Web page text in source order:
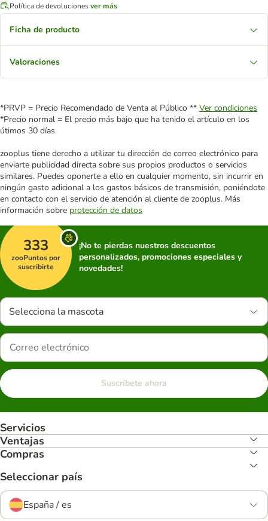
Política de devolucionesver más
Ficha de producto
Valoraciones
*PRVP = Precio Recomendado de Venta al Público ** Ver condiciones
*Precio normal = El precio más bajo que ha tenido el artículo en los
útimos 30 días.
zooplus tiene derecho a utilizar tu dirección de correo electrónico para
enviarte publicidad directa sobre sus propios productos o servicios
similares. Puedes oponerte a ello en cualquier momento, sin incurrir en
ningún gasto adicional a los gastos básicos de transmisión, poniéndote
en contacto con el servicio de atención al cliente de zooplus. Más
información sobre protección de datos
333
zooPuntos por
suscribirte
¡No te pierdas nuestros descuentos
personalizados, promociones especiales y
novedades!
Selecciona la mascota
Suscríbete ahora
Servicios
Ventajas
Compras
Seleccionar país
España / es